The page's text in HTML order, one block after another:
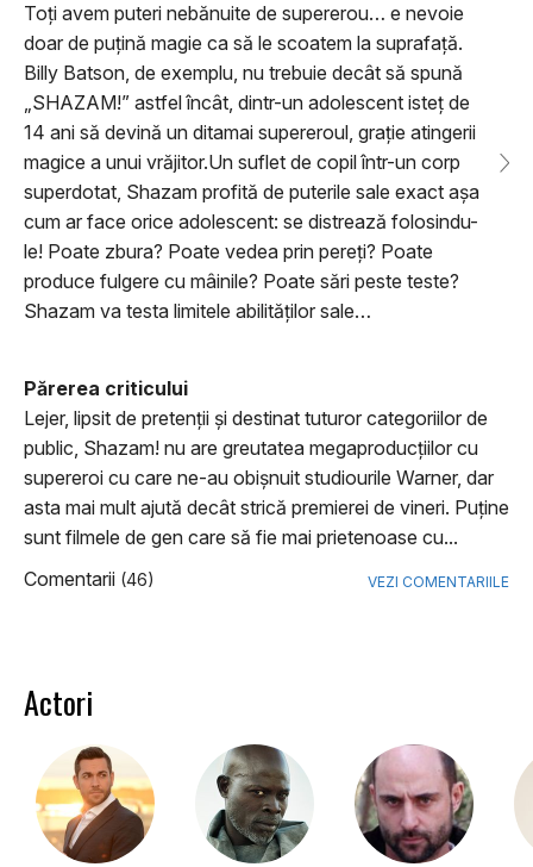
Toți avem puteri nebănuite de supererou… e nevoie
doar de puțină magie ca să le scoatem la suprafață.
Billy Batson, de exemplu, nu trebuie decât să spună
„SHAZAM!” astfel încât, dintr-un adolescent isteț de
14 ani să devină un ditamai supereroul, grație atingerii
magice a unui vrăjitor.Un suflet de copil într-un corp
superdotat, Shazam profită de puterile sale exact așa
cum ar face orice adolescent: se distrează folosindu-
le! Poate zbura? Poate vedea prin pereți? Poate
produce fulgere cu mâinile? Poate sări peste teste?
Shazam va testa limitele abilităților sale…
Părerea criticului
Lejer, lipsit de pretenţii şi destinat tuturor categoriilor de
public, Shazam! nu are greutatea megaproducţiilor cu
supereroi cu care ne-au obişnuit studiourile Warner, dar
asta mai mult ajută decât strică premierei de vineri. Puţine
sunt filmele de gen care să fie mai prietenoase cu...
Comentarii (46) VEZI COMENTARIILE
Actori